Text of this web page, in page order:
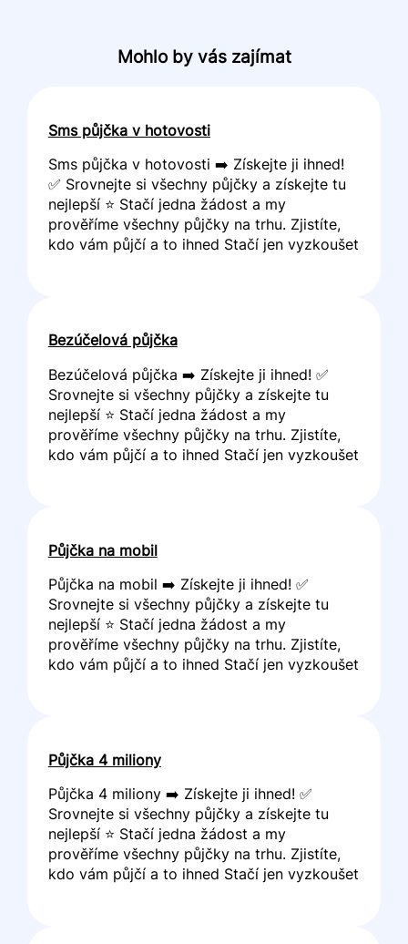
Mohlo by vás zajímat
Sms půjčka v hotovosti
Sms půjčka v hotovosti ➡️ Získejte ji ihned!
✅ Srovnejte si všechny půjčky a získejte tu
nejlepší ⭐ Stačí jedna žádost a my
prověříme všechny půjčky na trhu. Zjistíte,
kdo vám půjčí a to ihned Stačí jen vyzkoušet
Bezúčelová půjčka
Bezúčelová půjčka ➡️ Získejte ji ihned! ✅
Srovnejte si všechny půjčky a získejte tu
nejlepší ⭐ Stačí jedna žádost a my
prověříme všechny půjčky na trhu. Zjistíte,
kdo vám půjčí a to ihned Stačí jen vyzkoušet
Půjčka na mobil
Půjčka na mobil ➡️ Získejte ji ihned! ✅
Srovnejte si všechny půjčky a získejte tu
nejlepší ⭐ Stačí jedna žádost a my
prověříme všechny půjčky na trhu. Zjistíte,
kdo vám půjčí a to ihned Stačí jen vyzkoušet
Půjčka 4 miliony
Půjčka 4 miliony ➡️ Získejte ji ihned! ✅
Srovnejte si všechny půjčky a získejte tu
nejlepší ⭐ Stačí jedna žádost a my
prověříme všechny půjčky na trhu. Zjistíte,
kdo vám půjčí a to ihned Stačí jen vyzkoušet